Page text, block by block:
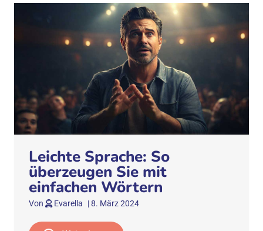
Leichte Sprache: So
überzeugen Sie mit
einfachen Wörtern
Von Evarella |8. März 2024